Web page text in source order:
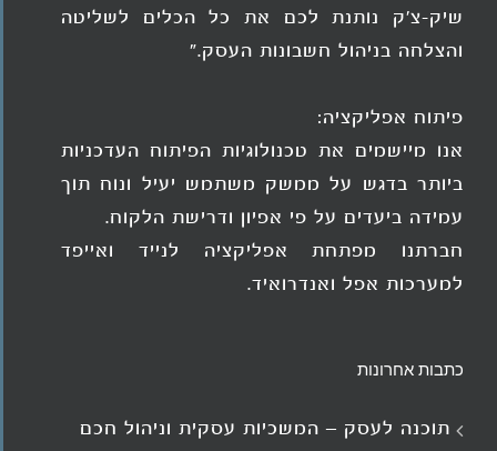
שיק-צ'ק נותנת לכם את כל הכלים לשליטה
והצלחה בניהול חשבונות העסק."
פיתוח אפליקציה:
אנו מיישמים את טכנולוגיות הפיתוח העדכניות
ביותר בדגש על ממשק משתמש יעיל ונוח תוך
עמידה ביעדים על פי אפיון ודרישת הלקוח.
חברתנו מפתחת אפליקציה לנייד ואייפד
למערכות אפל ואנדרואיד.
כתבות אחרונות
תוכנה לעסק – המשכיות עסקית וניהול חכם